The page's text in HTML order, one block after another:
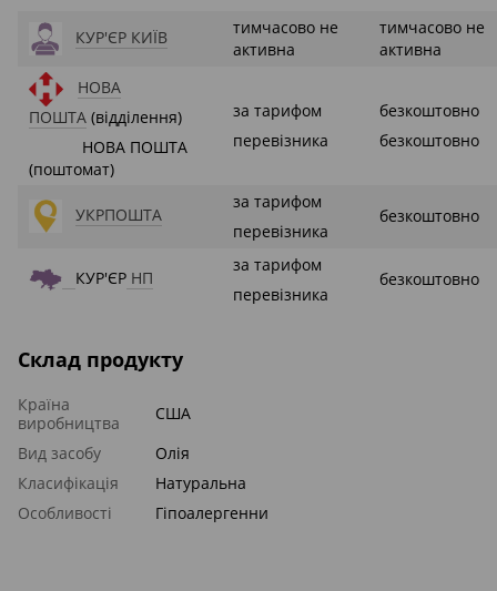
КУР'ЄР КИЇВ
тимчасово не
активна
тимчасово не
активна
НОВА
ПОШТА (відділення)
НОВА ПОШТА
(поштомат)
за тарифом
перевізника
безкоштовно
безкоштовно
УКРПОШТА
за тарифом
перевізника
безкоштовно
КУР'ЄР НП
за тарифом
перевізника
безкоштовно
Склад продукту
Країна
виробництва
США
Вид засобу
Олія
Класифікація
Натуральна
Особливості
Гіпоалергенни